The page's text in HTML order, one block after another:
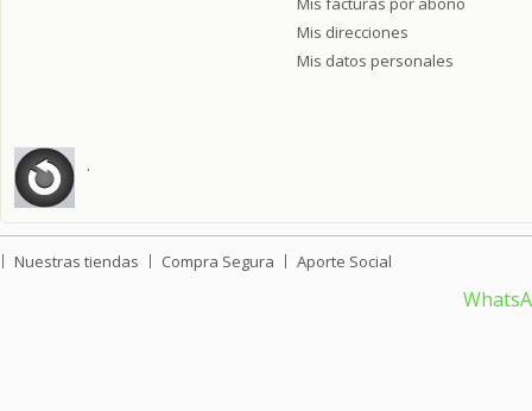
Mis direcciones
Mis datos personales
.
Nuestras tiendas Compra Segura Aporte Social